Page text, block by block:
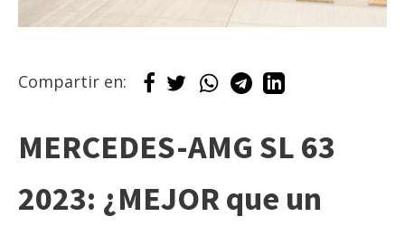
Compartir en:
MERCEDES-AMG SL 63
2023: ¿MEJOR que un